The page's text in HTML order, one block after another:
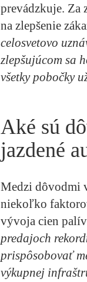
prevádzkuje. Za
na zlepšenie
celosvetovo
zlepšujúcom sa
všetky pobočky
Aké sú
jazdené
Medzi dôvodmi
niekoľko
vývoja cien
predajoch
prispôsobovať
výkupnej